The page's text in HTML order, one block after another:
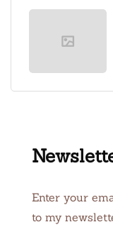
Enter your
to my